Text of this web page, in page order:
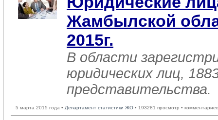
Жамбылской
2015г.
В области
юридических лиц,
представительства.
5 марта 2015 года • Департамент статистики ЖО • 193281 просмотр •